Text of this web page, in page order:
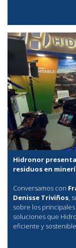
Hidronor
residuos en
Conversamos con
Denisse Triviños,
sobre los
soluciones que
eficiente y